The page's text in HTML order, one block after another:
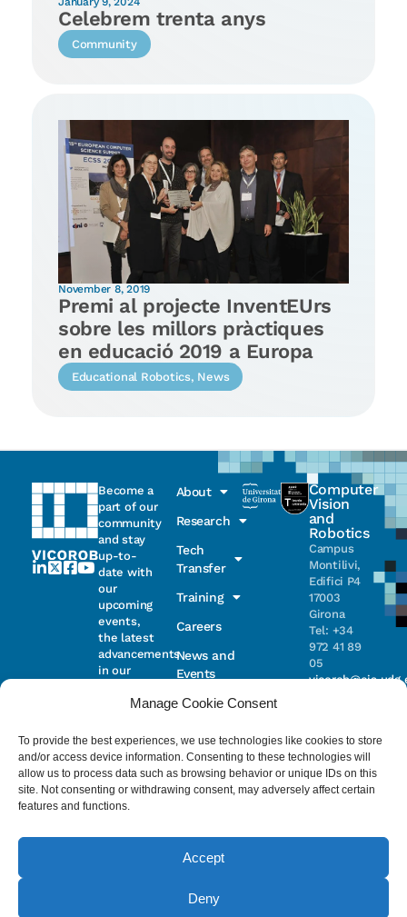
Manage Cookie Consent
To provide the best experiences, we use technologies like cookies to store
and/or access device information. Consenting to these technologies will
allow us to process data such as browsing behavior or unique IDs on this
site. Not consenting or withdrawing consent, may adversely affect certain
features and functions.
Accept
Deny
Celebrem trenta anys
Community
November 8, 2019
Premi al projecte InventEUrs
sobre les millors pràctiques
en educació 2019 a Europa
Educational Robotics, News
Become a
part of our
community
and stay
up-to-
date with
our
upcoming
events,
the latest
advancements
in our
projects
Email
Consentimiento
I have read
About
Research
Tech
Transfer
Training
Careers
News and
Events
Computer
Vision
and
Robotics
Campus
Montilivi,
Edifici P4
17003
Girona
Tel: +34
972 41 89
05
Científic i
Tecnològic
de la UdG
(CIRS)
17003